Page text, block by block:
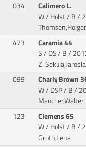
034
Calimero L.
W / Holst / B /
Thomsen,Holger
473
Caramia 44
S / OS / B /
Z:
099
Charly Brown
W / DSP / B /
Maucher,Walter
123
Clemens 65
W / Holst / B /
Groth,Lena